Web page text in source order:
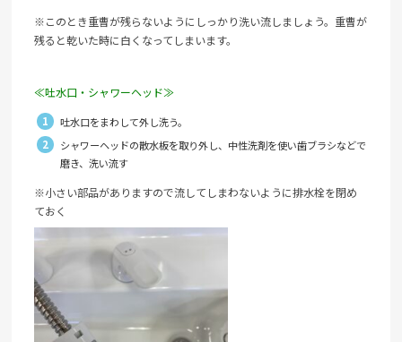
※このとき重曹が残らないようにしっかり洗い流しましょう。重曹が
残ると乾いた時に白くなってしまいます。
≪吐水口・シャワーヘッド≫
吐水口をまわして外し洗う。
シャワーヘッドの散水板を取り外し、中性洗剤を使い歯ブラシなどで
磨き、洗い流す
※小さい部品がありますので流してしまわないように排水栓を閉め
ておく